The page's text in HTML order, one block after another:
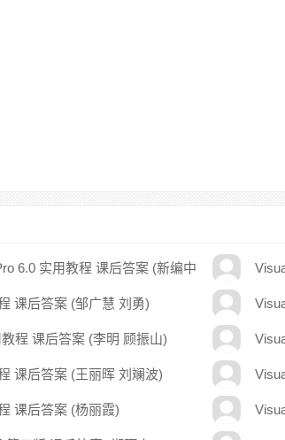
6.0 实用教程 课后答案 (新编中
委会)
山)
课后答案 (邹广慧 刘勇)
程 课后答案 (李明 顾振山)
元)
课后答案 (王丽晖 刘斓波)
课后答案 (杨丽霞)